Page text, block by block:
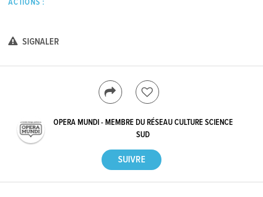
ACTIONS :
SIGNALER
OPERA MUNDI - MEMBRE DU RÉSEAU CULTURE SCIENCE
SUD